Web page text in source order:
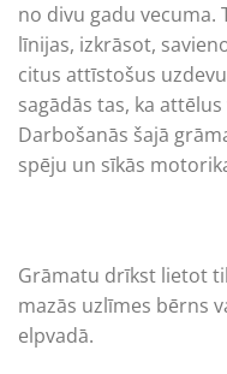
no divu gadu vecuma.
līnijas, izkrāsot,
citus attīstošus
sagādās tas, ka
Darbošanās šajā
spēju un sīkās
Grāmatu drīkst lietot
mazās uzlīmes bērns
elpvadā.